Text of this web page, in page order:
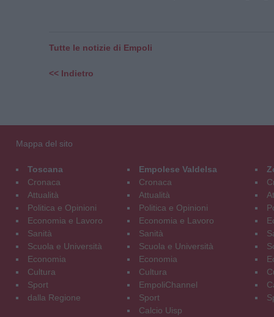
Tutte le notizie di Empoli
<< Indietro
Mappa del sito
Toscana
Cronaca
Attualità
Politica e Opinioni
Economia e Lavoro
Sanità
Scuola e Università
Economia
Cultura
Sport
dalla Regione
Empolese Valdelsa
Cronaca
Attualità
Politica e Opinioni
Economia e Lavoro
Sanità
Scuola e Università
Economia
Cultura
EmpoliChannel
Sport
Calcio Uisp